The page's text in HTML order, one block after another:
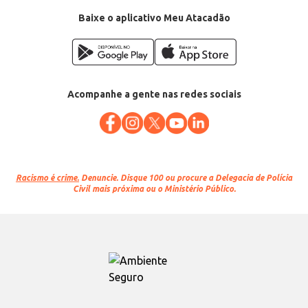
Baixe o aplicativo Meu Atacadão
Acompanhe a gente nas redes sociais
Racismo é crime. Denuncie. Disque 100 ou procure a Delegacia de Polícia
Civil mais próxima ou o Ministério Público.